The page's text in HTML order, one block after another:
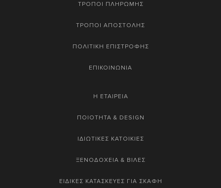
ΤΡΟΠΟΙ ΠΛΗΡΩΜΗΣ
ΤΡΟΠΟΙ ΑΠΟΣΤΟΛΗΣ
ΠΟΛΙΤΙΚΗ ΕΠΙΣΤΡΟΦΗΣ
ΕΠΙΚΟΙΝΩΝΙΑ
Η ΕΤΑΙΡΕΙΑ
ΠΟΙΟΤΗΤΑ & DESIGN
ΙΔΙΩΤΙΚΕΣ ΚΑΤΟΙΚΙΕΣ
ΞΕΝΟΔΟΧΕΙΑ & ΒΙΛΕΣ
ΕΙΔΙΚΕΣ ΚΑΤΑΣΚΕΥΕΣ ΓΙΑ ΣΚΑΦΗ